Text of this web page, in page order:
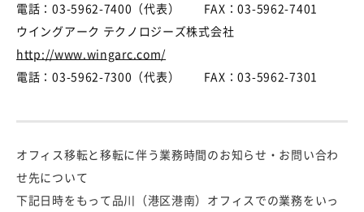
電話：03-5962-7400（代表） FAX：03-5962-7401
ウイングアーク テクノロジーズ株式会社
http://www.wingarc.com/
電話：03-5962-7300（代表） FAX：03-5962-7301
オフィス移転と移転に伴う業務時間のお知らせ・お問い合わ
せ先について
下記日時をもって品川（港区港南）オフィスでの業務をいっ